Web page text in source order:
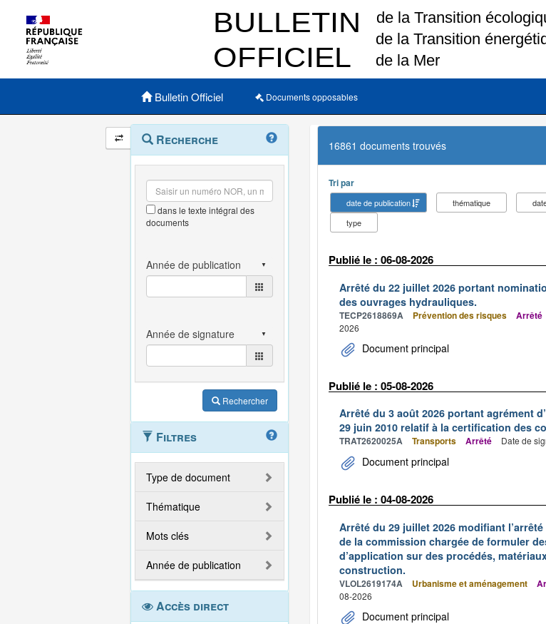
Menu principal
Bulletin Officiel Documents opposables
Navigation
et
outils
annexes
Menu
contextuel
Recherche
dans le texte intégral des
documents
Rechercher
Filtres
Type de document
Thématique
Mots clés
Année de publication
Accès direct
16861 documents trouvés
Tri par
date de publication thématique
type
Publié le : 06-08-2026
Arrêté du 22 juillet 2026 portant
des ouvrages hydrauliques.
TECP2618869A Prévention des risques Arrêté
2026
Document principal
Publié le : 05-08-2026
Arrêté du 3 août 2026 portant agrément
29 juin 2010 relatif à la certification des
TRAT2620025A Transports Arrêté Date de
Document principal
Publié le : 04-08-2026
Arrêté du 29 juillet 2026 modifiant
de la commission chargée de formuler
d’application sur des procédés,
construction.
VLOL2619174A Urbanisme et aménagement
08-2026
Document principal